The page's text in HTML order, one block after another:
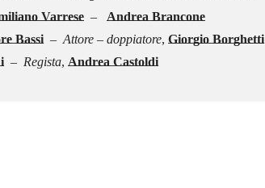
Varrese –
Andrea Brancone
Bassi – Attore – doppiatore, Giorgio Borghetti
– Regista, Andrea Castoldi